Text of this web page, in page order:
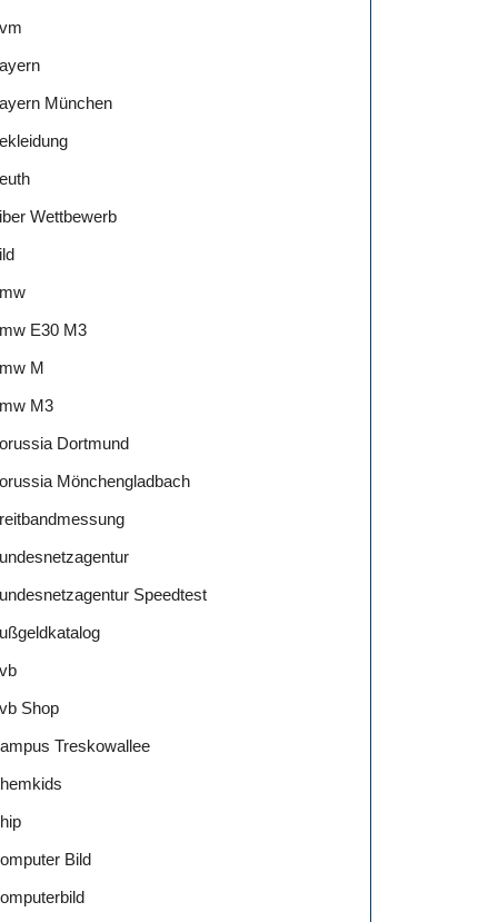
München
Wettbewerb
E30 M3
M
M3
Dortmund
Mönchengladbach
Speedtest
Shop
Treskowallee
Bild